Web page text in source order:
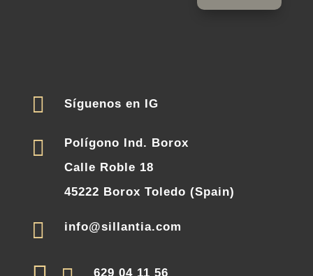
 Síguenos en IG

Polígono Ind. Borox
Calle Roble 18
45222 Borox Toledo (Spain)
 info@sillantia.com
629 04 11 56